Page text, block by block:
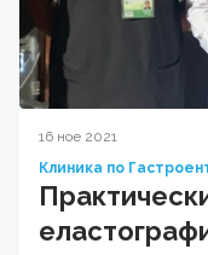
16 ное 2021
Клиника по